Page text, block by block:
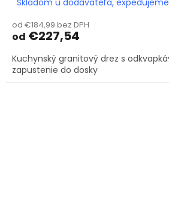
od €184,99 bez DPH
od €227,54
Kuchynský granitový drez s
zapustenie do dosky